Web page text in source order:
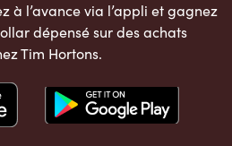
à l’avance via l’appli et gagnez
dépensé sur des achats
Tim Hortons.